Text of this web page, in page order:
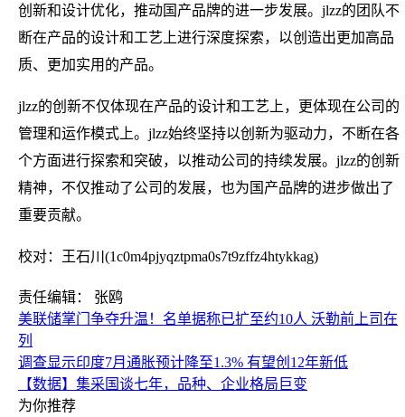
创新和设计优化，推动国产品牌的进一步发展。jlzz的团队不
断在产品的设计和工艺上进行深度探索，以创造出更加高品
质、更加实用的产品。
jlzz的创新不仅体现在产品的设计和工艺上，更体现在公司的
管理和运作模式上。jlzz始终坚持以创新为驱动力，不断在各
个方面进行探索和突破，以推动公司的持续发展。jlzz的创新
精神，不仅推动了公司的发展，也为国产品牌的进步做出了
重要贡献。
校对：王石川(1c0m4pjyqztpma0s7t9zffz4htykkag)
责任编辑： 张鸥
美联储掌门争夺升温！名单据称已扩至约10人 沃勒前上司在
列
调查显示印度7月通胀预计降至1.3% 有望创12年新低
【数据】集采国谈七年，品种、企业格局巨变
为你推荐